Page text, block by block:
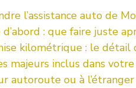
l’assistance auto de
: que faire juste
kilométrique : le
majeurs inclus dans
autoroute ou à